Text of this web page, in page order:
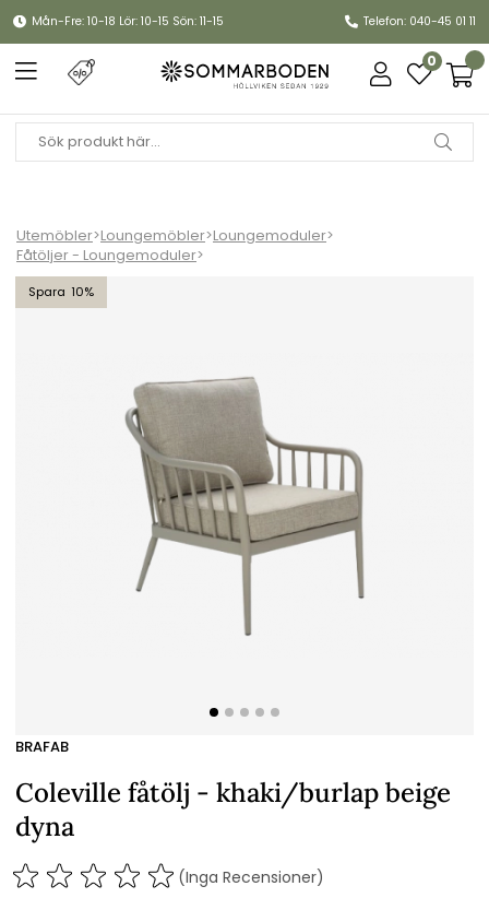
Mån-Fre: 10-18 Lör: 10-15 Sön: 11-15 Telefon: 040-45 01 11
0
Utemöbler>Loungemöbler>Loungemoduler>
Fåtöljer - Loungemoduler>
10
Coleville fåtölj - khaki/burlap beige dyna
BRAFAB
Coleville fåtölj - khaki/burlap beige
dyna
(Inga Recensioner)